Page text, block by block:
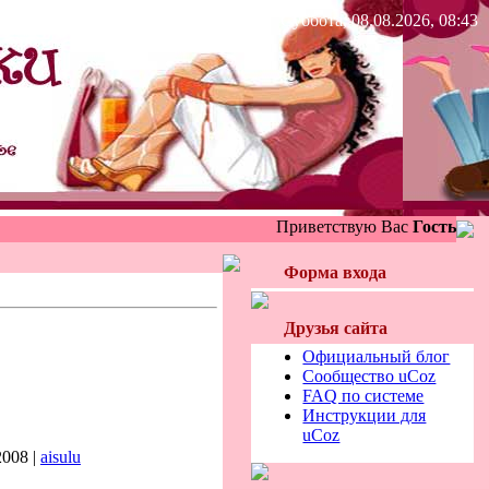
Суббота, 08.08.2026, 08:43
Приветствую Вас Гость
| aisulu
Форма входа
Друзья сайта
Официальный блог
Сообщество uCoz
FAQ по системе
Инструкции для
uCoz